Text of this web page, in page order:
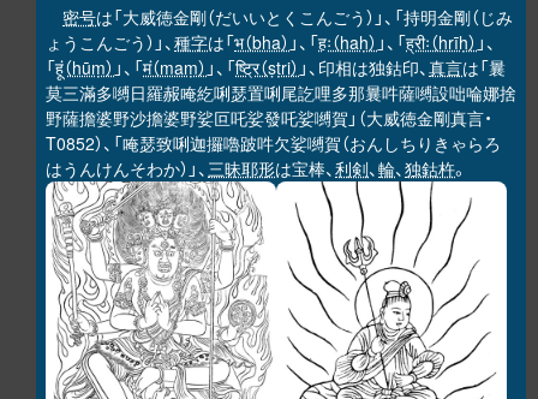
密号は「大威徳金剛（だいいとくこんごう）」、「持明金剛（じみ
ょうこんごう）」、種字は「भ（bha） 」、「हः（haḥ） 」、「ह्रीः（hrīḥ） 」、
「हूं（hūṃ） 」、「मं（maṃ） 」、「ष्ट्रि（ṣṭri） 」、印相は独鈷印、真言は「曩
莫三滿多嚩日羅赧唵紇唎瑟置唎尾訖哩多那曩吽薩嚩設咄㖮娜捨
野薩擔婆野沙擔婆野娑叵吒娑發吒娑嚩賀」（大威徳金剛真言・
T0852）、「唵瑟致唎迦攞嚕跛吽欠娑嚩賀（おんしちりきゃらろ
はうんけんそわか）」、三昧耶形は宝棒、利剣、輪、独鈷杵。